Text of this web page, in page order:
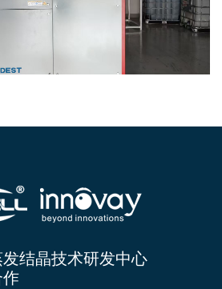
结晶技术研发中心